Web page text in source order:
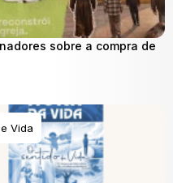
sobre a compra de
Vida